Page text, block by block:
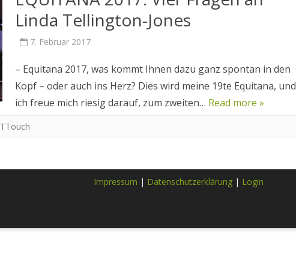
EQUITANA 2015
Linda Tellington-Jones
7. Februar 2017
– Equitana 2017, was kommt Ihnen dazu ganz spontan in den
Kopf – oder auch ins Herz? Dies wird meine 19te Equitana, und
ich freue mich riesig darauf, zum zweiten… Read more »
TTouch
Impressum | Datenschutzerklärung | Login